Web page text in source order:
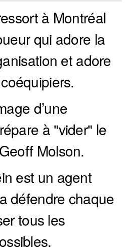
à Montréal
qui adore la
et adore
d’une
à "vider" le
Molson.
est un agent
défendre chaque
tous les